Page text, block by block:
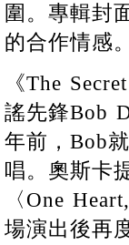
圍。專輯封
的合作情感。
《The
謠先鋒Bob
年前，Bob
唱。奧斯卡
〈One
場演出後再